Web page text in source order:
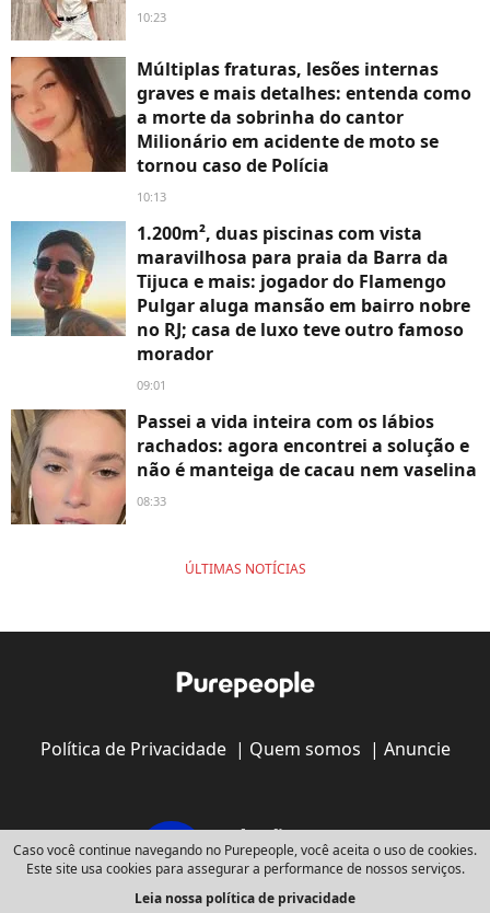
10:23
Múltiplas fraturas, lesões internas
graves e mais detalhes: entenda como
a morte da sobrinha do cantor
Milionário em acidente de moto se
tornou caso de Polícia
10:13
1.200m², duas piscinas com vista
maravilhosa para praia da Barra da
Tijuca e mais: jogador do Flamengo
Pulgar aluga mansão em bairro nobre
no RJ; casa de luxo teve outro famoso
morador
09:01
Passei a vida inteira com os lábios
rachados: agora encontrei a solução e
não é manteiga de cacau nem vaselina
08:33
ÚLTIMAS NOTÍCIAS
Política de Privacidade| Quem somos | Anuncie
Copyright © 2008 - 2026
Caso você continue navegando no Purepeople, você aceita o uso de cookies.
Este site usa cookies para assegurar a performance de nossos serviços.
Leia nossa política de privacidade